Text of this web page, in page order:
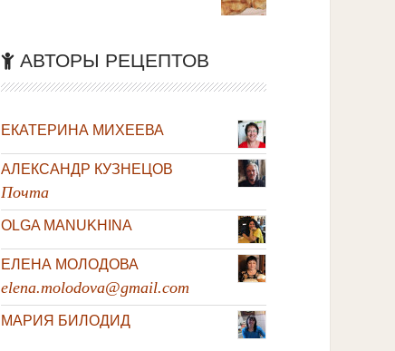
АВТОРЫ РЕЦЕПТОВ
ЕКАТЕРИНА МИХЕЕВА
АЛЕКСАНДР КУЗНЕЦОВ
Почта
OLGA MANUKHINA
ЕЛЕНА МОЛОДОВА
elena.molodova@gmail.com
МАРИЯ БИЛОДИД